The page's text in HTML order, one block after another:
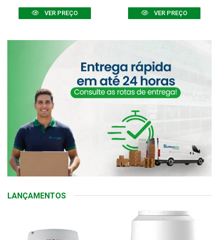
VER PREÇO VER PREÇO
LANÇAMENTOS